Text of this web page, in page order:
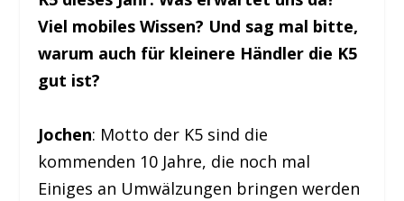
Viel mobiles Wissen? Und sag mal bitte,
warum auch für kleinere Händler die K5
gut ist?
Jochen: Motto der K5 sind die
kommenden 10 Jahre, die noch mal
Einiges an Umwälzungen bringen werden